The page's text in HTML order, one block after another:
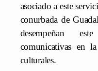
asociado a este
conurbada de
desempeñan
comunicativas en
culturales.